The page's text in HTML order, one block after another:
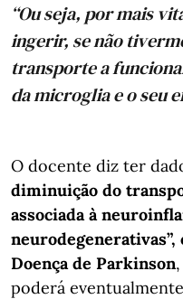
“Ou seja, por mais
ingerir, se não
transporte a
da microglia e o seu
O docente diz ter
diminuição do
associada à
Doença de Parkinson
poderá